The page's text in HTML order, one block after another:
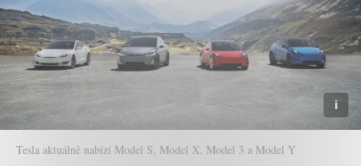
Tesla aktuálně nabízí Model S, Model X, Model 3 a Model Y